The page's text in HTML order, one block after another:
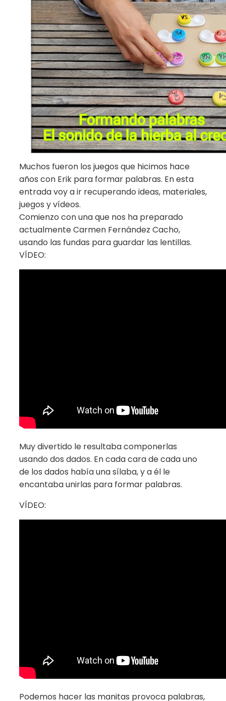
Muchos fueron los juegos que hicimos hace
años con Erik para formar palabras. En esta
entrada voy a ir recuperando ideas, materiales,
juegos y vídeos.
Comienzo con una que nos ha preparado
actualmente Carmen Fernández Cacho,
usando las fundas para guardar las lentillas.
VÍDEO:
Muy divertido le resultaba componerlas
usando dos dados. En cada cara de cada uno
de los dados había una sílaba, y a él le
encantaba unirlas para formar palabras.
VÍDEO:
Podemos hacer las manitas provoca palabras,